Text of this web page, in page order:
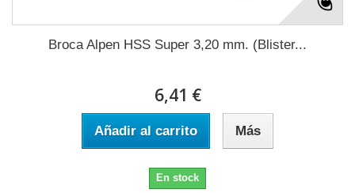
Broca Alpen HSS Super 3,20 mm. (Blister...
6,41 €
Añadir al carrito Más
En stock